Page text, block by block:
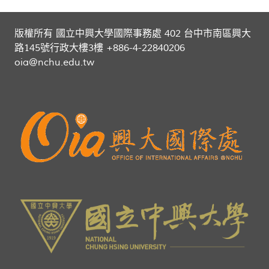
版權所有 國立中興大學國際事務處 402 台中市南區興大
路145號行政大樓3樓 +886-4-22840206
oia@nchu.edu.tw